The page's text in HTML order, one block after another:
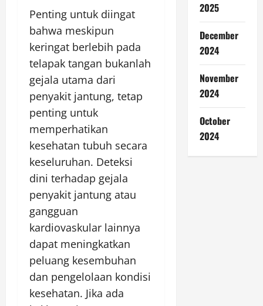
Penting untuk diingat
bahwa meskipun
keringat berlebih pada
telapak tangan bukanlah
gejala utama dari
penyakit jantung, tetap
penting untuk
memperhatikan
kesehatan tubuh secara
keseluruhan. Deteksi
dini terhadap gejala
penyakit jantung atau
gangguan
kardiovaskular lainnya
dapat meningkatkan
peluang kesembuhan
dan pengelolaan kondisi
kesehatan. Jika ada
2025
December
2024
November
2024
October
2024